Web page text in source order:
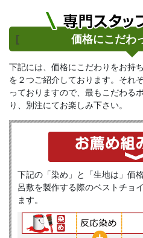
[ 価格にこだわ
下記には、価格にこだわりをお持
を２つご紹介しております。それ
っておりますので、最もこだわる
り、別注にてお楽しみ下さい。
下記の「染め」と「生地は」価
呂敷を製作する際のベストチョ
ます。